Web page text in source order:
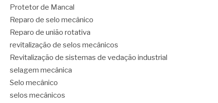
Protetor de Mancal
Reparo de selo mecânico
Reparo de união rotativa
revitalização de selos mecânicos
Revitalização de sistemas de vedação industrial
selagem mecânica
Selo mecânico
selos mecânicos